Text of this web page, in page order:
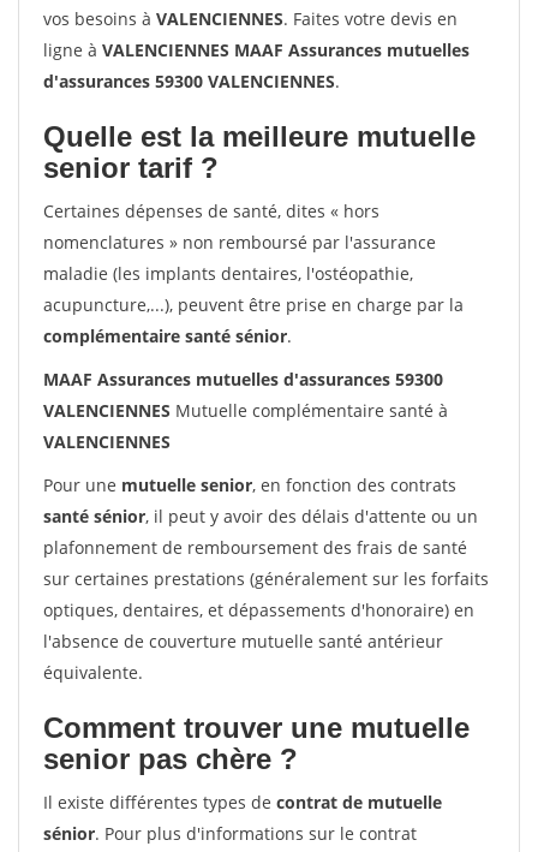
vos besoins à VALENCIENNES. Faites votre devis en
ligne à VALENCIENNES MAAF Assurances mutuelles
d'assurances 59300 VALENCIENNES.
Quelle est la meilleure mutuelle
senior tarif ?
Certaines dépenses de santé, dites « hors
nomenclatures » non remboursé par l'assurance
maladie (les implants dentaires, l'ostéopathie,
acupuncture,...), peuvent être prise en charge par la
complémentaire santé sénior.
MAAF Assurances mutuelles d'assurances 59300
VALENCIENNES Mutuelle complémentaire santé à
VALENCIENNES
Pour une mutuelle senior, en fonction des contrats
santé sénior, il peut y avoir des délais d'attente ou un
plafonnement de remboursement des frais de santé
sur certaines prestations (généralement sur les forfaits
optiques, dentaires, et dépassements d'honoraire) en
l'absence de couverture mutuelle santé antérieur
équivalente.
Comment trouver une mutuelle
senior pas chère ?
Il existe différentes types de contrat de mutuelle
sénior. Pour plus d'informations sur le contrat